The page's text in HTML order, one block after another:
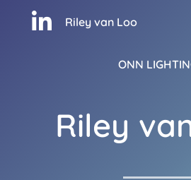
 Riley van Loo
ONN
Riley